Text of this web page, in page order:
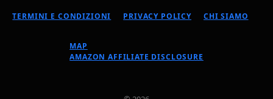
TERMINI E CONDIZIONI PRIVACY POLICY CHI SIAMO
MAP
AMAZON AFFILIATE DISCLOSURE